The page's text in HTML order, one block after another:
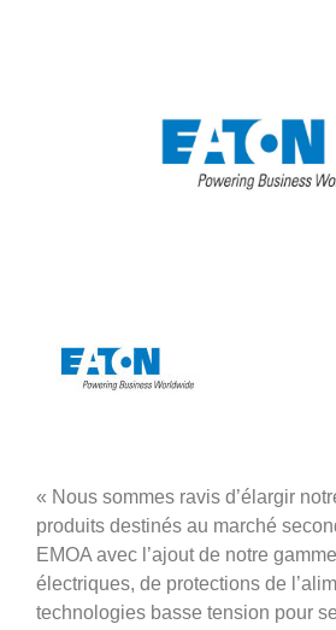
« Nous sommes ravis d’élargir
produits destinés au marché
EMOA avec l’ajout de notre
électriques, de protections de
technologies basse tension pour